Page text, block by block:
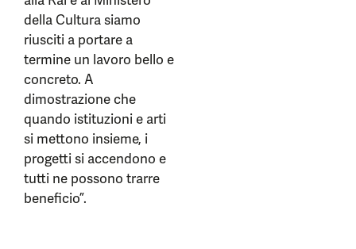
della Cultura siamo
riusciti a portare a
termine un lavoro bello e
concreto. A
dimostrazione che
quando istituzioni e arti
si mettono insieme, i
progetti si accendono e
tutti ne possono trarre
beneficio”.